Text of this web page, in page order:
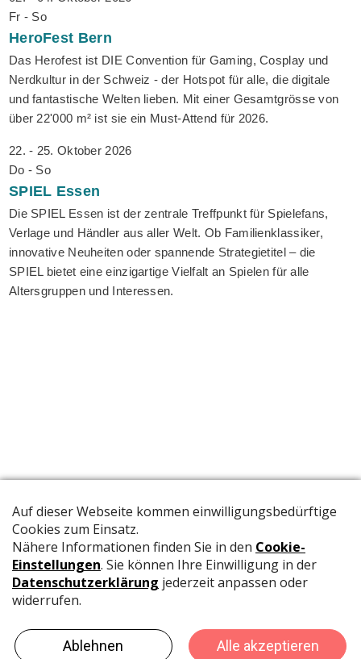
Fr - So
HeroFest Bern
Das Herofest ist DIE Convention für Gaming, Cosplay und
Nerdkultur in der Schweiz - der Hotspot für alle, die digitale
und fantastische Welten lieben. Mit einer Gesamtgrösse von
über 22'000 m² ist sie ein Must-Attend für 2026.
22. - 25. Oktober 2026
Do - So
SPIEL Essen
Die SPIEL Essen ist der zentrale Treffpunkt für Spielefans,
Verlage und Händler aus aller Welt. Ob Familienklassiker,
innovative Neuheiten oder spannende Strategietitel – die
SPIEL bietet eine einzigartige Vielfalt an Spielen für alle
Altersgruppen und Interessen.
Die offizielle Publikation der Schweizer Papeterien informiert
Meldungen aus der Branche.